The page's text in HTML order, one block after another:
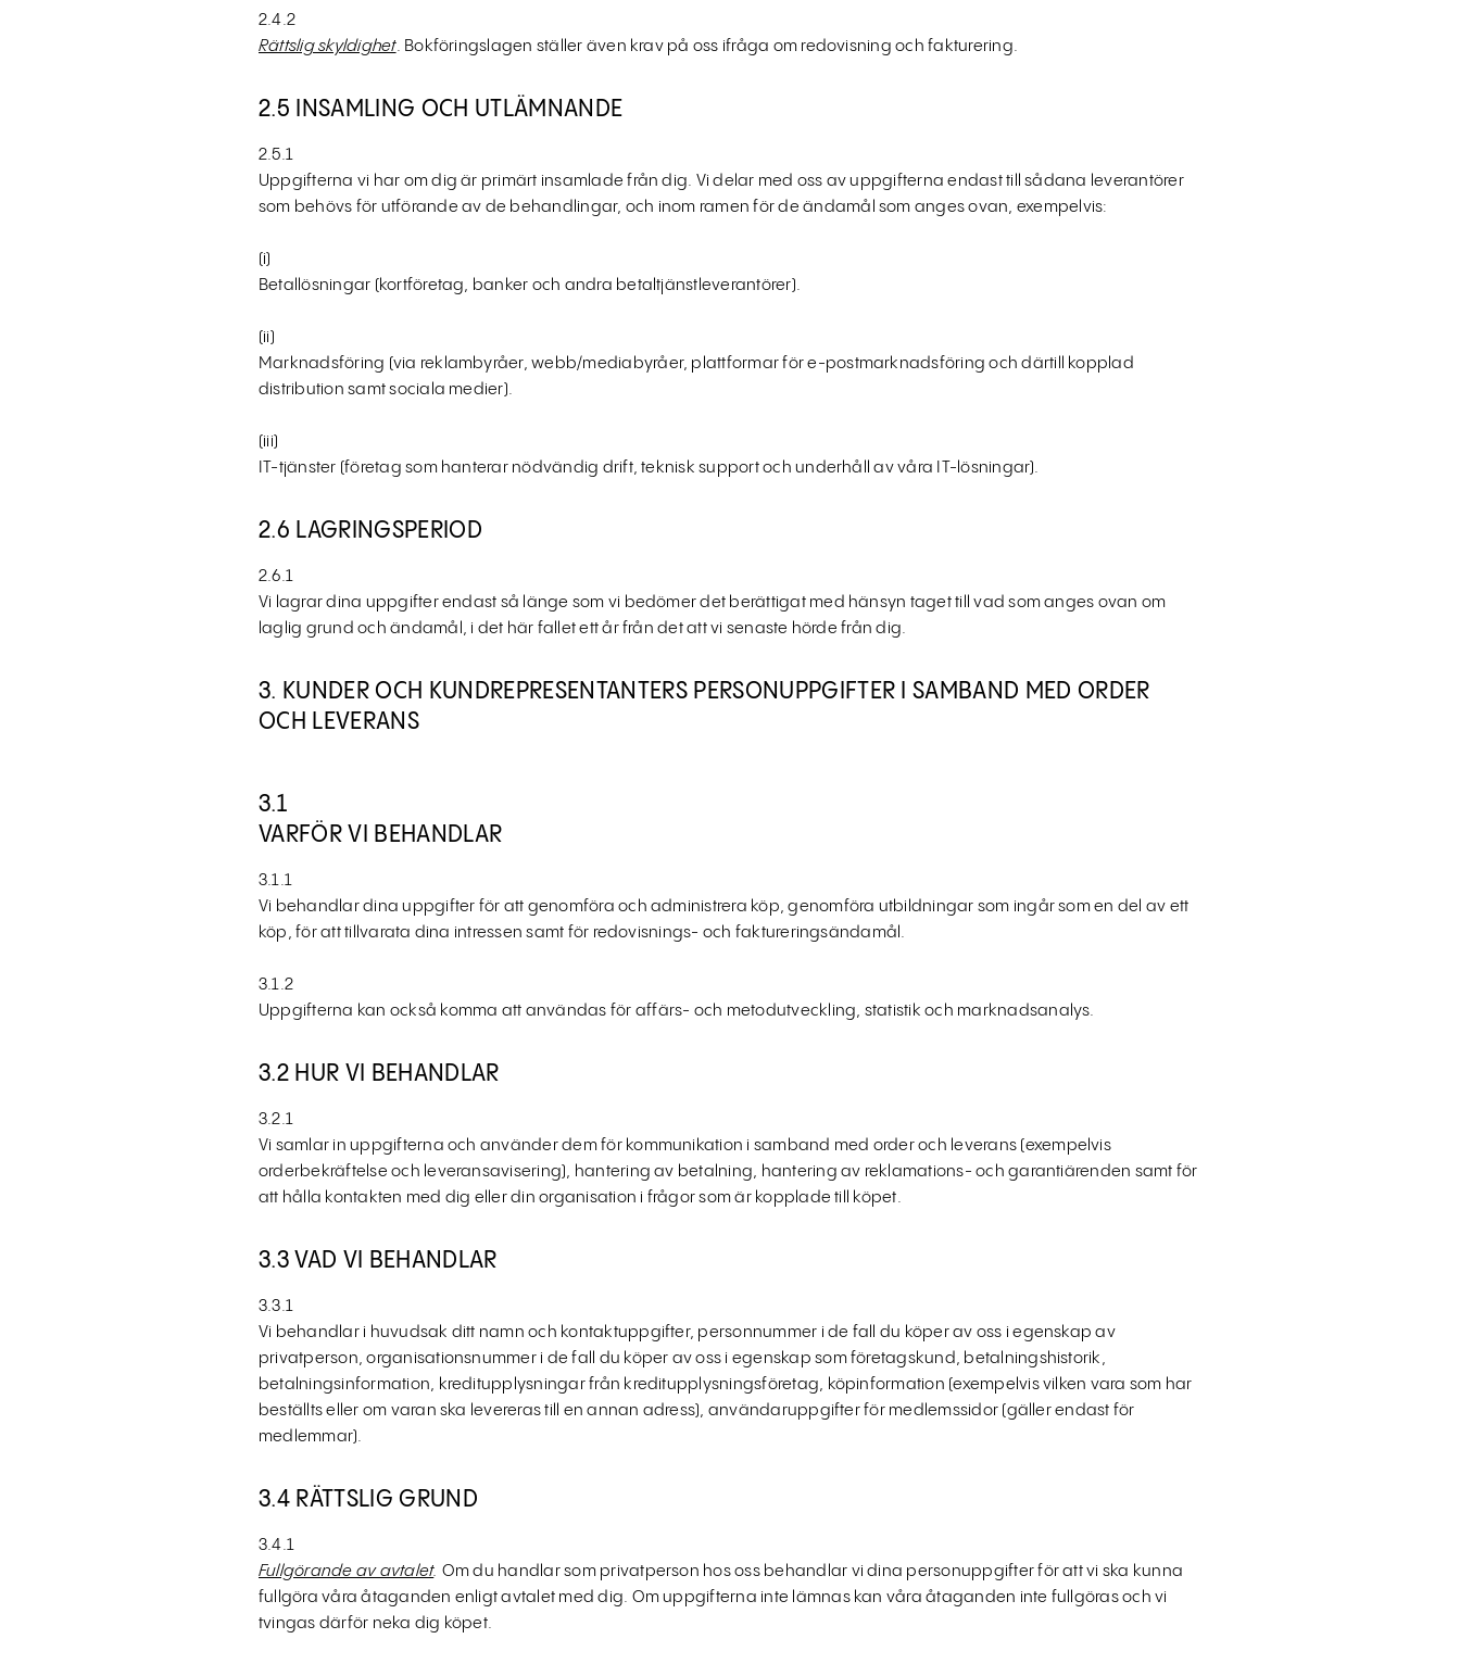
2.4.2
Rättslig skyldighet. Bokföringslagen ställer även krav på oss ifråga om redovisning och fakturering.
2.5 INSAMLING OCH UTLÄMNANDE
2.5.1
Uppgifterna vi har om dig är primärt insamlade från dig. Vi delar med oss av uppgifterna endast till sådana leverantörer
som behövs för utförande av de behandlingar, och inom ramen för de ändamål som anges ovan, exempelvis:
(i)
Betallösningar (kortföretag, banker och andra betaltjänstleverantörer).
(ii)
Marknadsföring (via reklambyråer, webb/mediabyråer, plattformar för e-postmarknadsföring och därtill kopplad
distribution samt sociala medier).
(iii)
IT-tjänster (företag som hanterar nödvändig drift, teknisk support och underhåll av våra IT-lösningar).
2.6 LAGRINGSPERIOD
2.6.1
Vi lagrar dina uppgifter endast så länge som vi bedömer det berättigat med hänsyn taget till vad som anges ovan om
laglig grund och ändamål, i det här fallet ett år från det att vi senaste hörde från dig.
3. KUNDER OCH KUNDREPRESENTANTERS PERSONUPPGIFTER I SAMBAND MED ORDER
OCH LEVERANS
3.1
VARFÖR VI BEHANDLAR
3.1.1
Vi behandlar dina uppgifter för att genomföra och administrera köp, genomföra utbildningar som ingår som en del av ett
köp, för att tillvarata dina intressen samt för redovisnings- och faktureringsändamål.
3.1.2
Uppgifterna kan också komma att användas för affärs- och metodutveckling, statistik och marknadsanalys.
3.2 HUR VI BEHANDLAR
3.2.1
Vi samlar in uppgifterna och använder dem för kommunikation i samband med order och leverans (exempelvis
orderbekräftelse och leveransavisering), hantering av betalning, hantering av reklamations- och garantiärenden samt för
att hålla kontakten med dig eller din organisation i frågor som är kopplade till köpet.
3.3 VAD VI BEHANDLAR
3.3.1
Vi behandlar i huvudsak ditt namn och kontaktuppgifter, personnummer i de fall du köper av oss i egenskap av
privatperson, organisationsnummer i de fall du köper av oss i egenskap som företagskund, betalningshistorik,
betalningsinformation, kreditupplysningar från kreditupplysningsföretag, köpinformation (exempelvis vilken vara som har
beställts eller om varan ska levereras till en annan adress), användaruppgifter för medlemssidor (gäller endast för
medlemmar).
3.4 RÄTTSLIG GRUND
3.4.1
Fullgörande av avtalet. Om du handlar som privatperson hos oss behandlar vi dina personuppgifter för att vi ska kunna
fullgöra våra åtaganden enligt avtalet med dig. Om uppgifterna inte lämnas kan våra åtaganden inte fullgöras och vi
tvingas därför neka dig köpet.